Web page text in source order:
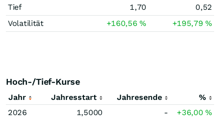
Tief
1,70
0,52
Volatilität
+160,56% +195,79%
Hoch-/Tief-Kurse
Jahr Jahresstart Jahresende
%
2026
1,5000 - +36,00%